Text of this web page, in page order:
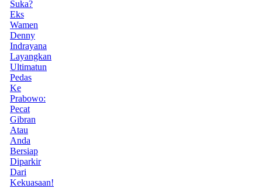
Suka?
Eks
Wamen
Denny
Indrayana
Layangkan
Ultimatun
Pedas
Ke
Prabowo:
Pecat
Gibran
Atau
Anda
Bersiap
Diparkir
Dari
Kekuasaan!